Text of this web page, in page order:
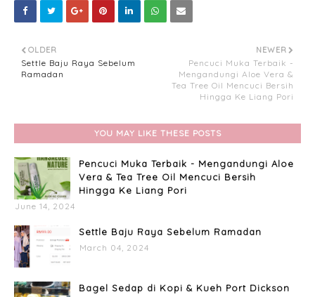
NEWER
Pencuci Muka Terbaik -
Mengandungi Aloe Vera &
Tea Tree Oil Mencuci Bersih
Hingga Ke Liang Pori
OLDER
Settle Baju Raya Sebelum
Ramadan
YOU MAY LIKE THESE POSTS
Pencuci Muka Terbaik - Mengandungi Aloe
Vera & Tea Tree Oil Mencuci Bersih
Hingga Ke Liang Pori
June 14, 2024
Settle Baju Raya Sebelum Ramadan
March 04, 2024
Bagel Sedap di Kopi & Kueh Port Dickson